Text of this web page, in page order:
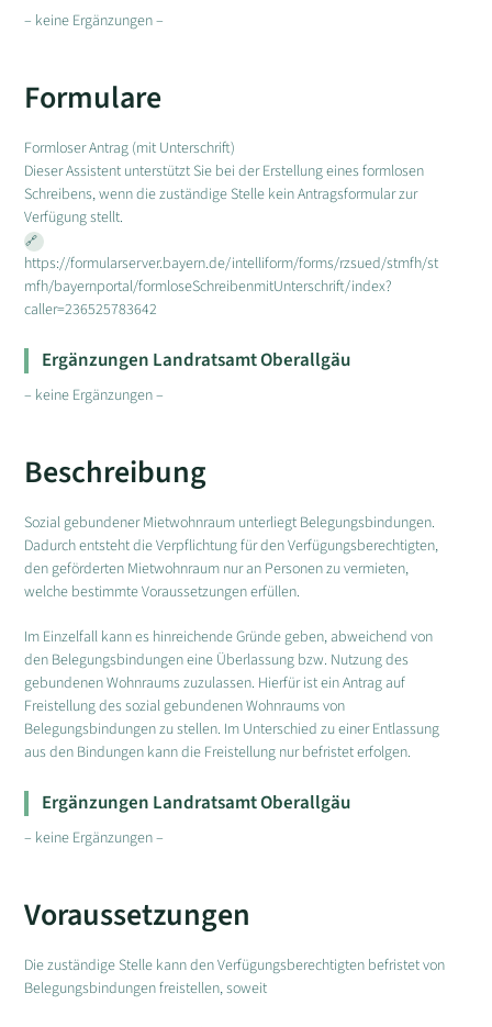
– keine Ergänzungen –
Formulare
Formloser Antrag (mit Unterschrift)
Dieser Assistent unterstützt Sie bei der Erstellung eines formlosen
Schreibens, wenn die zuständige Stelle kein Antragsformular zur
Verfügung stellt.
https://formularserver.bayern.de/intelliform/forms/rzsued/stmfh/st
mfh/bayernportal/formloseSchreibenmitUnterschrift/index?
caller=236525783642
Ergänzungen Landratsamt Oberallgäu
– keine Ergänzungen –
Beschreibung
Sozial gebundener Mietwohnraum unterliegt Belegungsbindungen.
Dadurch entsteht die Verpflichtung für den Verfügungsberechtigten,
den geförderten Mietwohnraum nur an Personen zu vermieten,
welche bestimmte Voraussetzungen erfüllen.
Im Einzelfall kann es hinreichende Gründe geben, abweichend von
den Belegungsbindungen eine Überlassung bzw. Nutzung des
gebundenen Wohnraums zuzulassen. Hierfür ist ein Antrag auf
Freistellung des sozial gebundenen Wohnraums von
Belegungsbindungen zu stellen. Im Unterschied zu einer Entlassung
aus den Bindungen kann die Freistellung nur befristet erfolgen.
Ergänzungen Landratsamt Oberallgäu
– keine Ergänzungen –
Voraussetzungen
Die zuständige Stelle kann den Verfügungsberechtigten befristet von
Belegungsbindungen freistellen, soweit